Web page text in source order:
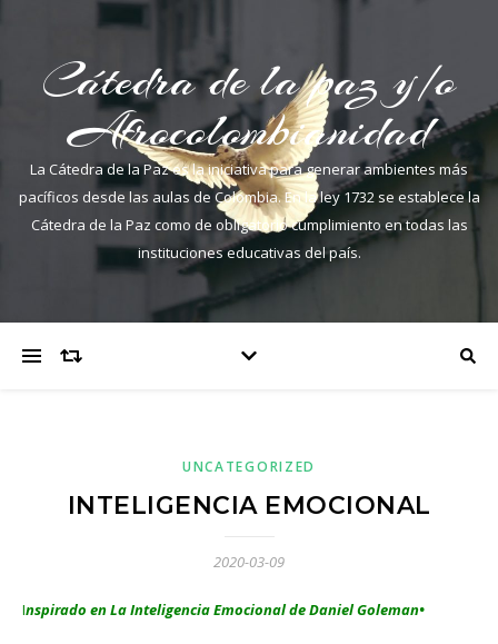
Cátedra de la paz y/o
Afrocolombianidad
La Cátedra de la Paz es la iniciativa para generar ambientes más
pacíficos desde las aulas de Colombia. En la ley 1732 se establece la
Cátedra de la Paz como de obligatorio cumplimiento en todas las
instituciones educativas del país.
UNCATEGORIZED
INTELIGENCIA EMOCIONAL
2020-03-09
Inspirado en La Inteligencia Emocional de Daniel Goleman•